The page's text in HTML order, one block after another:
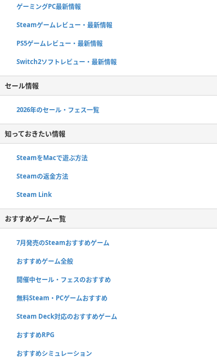
ゲーミングPC最新情報
Steamゲームレビュー・最新情報
PS5ゲームレビュー・最新情報
Switch2ソフトレビュー・最新情報
セール情報
2026年のセール・フェス一覧
知っておきたい情報
SteamをMacで遊ぶ方法
Steamの返金方法
Steam Link
おすすめゲーム一覧
7月発売のSteamおすすめゲーム
おすすめゲーム全般
開催中セール・フェスのおすすめ
無料Steam・PCゲームおすすめ
Steam Deck対応のおすすめゲーム
おすすめRPG
おすすめシミュレーション